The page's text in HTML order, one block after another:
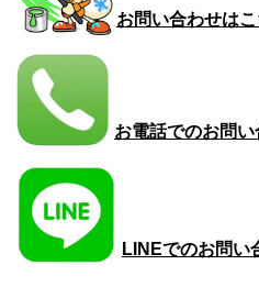
お問い合わせはこ
お電話でのお問
LINEでのお問い